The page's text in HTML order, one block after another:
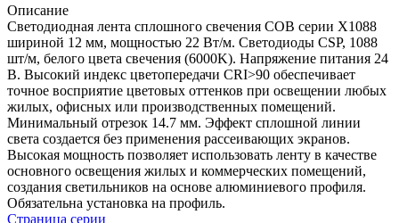
Описание
Светодиодная лента сплошного свечения COB серии X1088
шириной 12 мм, мощностью 22 Вт/м. Светодиоды CSP, 1088
шт/м, белого цвета свечения (6000K). Напряжение питания 24
В. Высокий индекс цветопередачи CRI>90 обеспечивает
точное восприятие цветовых оттенков при освещении любых
жилых, офисных или производственных помещений.
Минимальный отрезок 14.7 мм. Эффект сплошной линии
света создается без применения рассеивающих экранов.
Высокая мощность позволяет использовать ленту в качестве
основного освещения жилых и коммерческих помещений,
создания светильников на основе алюминиевого профиля.
Обязательна установка на профиль.
Страница серии